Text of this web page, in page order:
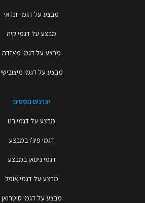
מבצע על דגמי יונדאי
מבצע על דגמי קיה
מבצע על דגמי מאזדה
מבצע על דגמי מיצובישי
יצרנים נוספים
מבצע על דגמי רנו
דגמי פיג'ו במבצע
דגמי ניסאן במבצע
מבצע על דגמי אופל
מבצע על דגמי סיטרואן